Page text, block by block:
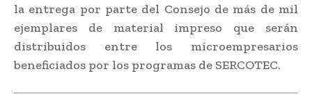
la entrega por parte del Consejo de más de mil
ejemplares de material impreso que serán
distribuidos entre los microempresarios
beneficiados por los programas de SERCOTEC.